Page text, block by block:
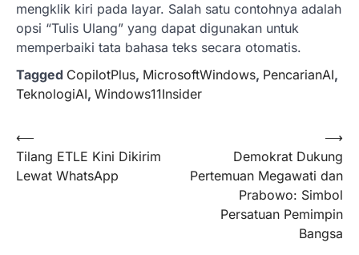
mengklik kiri pada layar. Salah satu contohnya adalah
opsi “Tulis Ulang” yang dapat digunakan untuk
memperbaiki tata bahasa teks secara otomatis.
Tagged CopilotPlus, MicrosoftWindows, PencarianAI,
TeknologiAI, Windows11Insider
Navigasi
pos
⟵
Tilang ETLE Kini Dikirim
Lewat WhatsApp
Demokrat Dukung
Pertemuan Megawati dan
Prabowo: Simbol
Persatuan Pemimpin
Bangsa
⟶